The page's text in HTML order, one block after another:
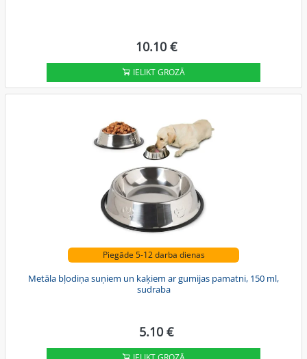
10.10 €
IELIKT GROZĀ
Piegāde 5-12 darba dienas
Metāla bļodiņa suņiem un kaķiem ar gumijas pamatni, 150 ml,
sudraba
5.10 €